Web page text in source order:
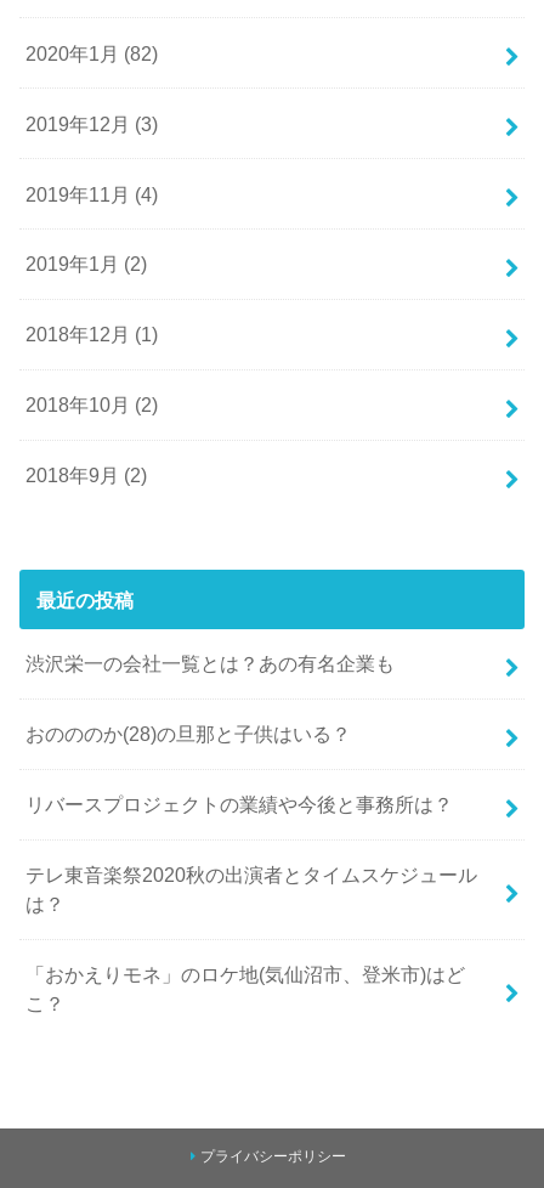
2020年1月 (82)
2019年12月 (3)
2019年11月 (4)
2019年1月 (2)
2018年12月 (1)
2018年10月 (2)
2018年9月 (2)
最近の投稿
渋沢栄一の会社一覧とは？あの有名企業も
おのののか(28)の旦那と子供はいる？
リバースプロジェクトの業績や今後と事務所は？
テレ東音楽祭2020秋の出演者とタイムスケジュール
は？
「おかえりモネ」のロケ地(気仙沼市、登米市)はど
こ？
プライバシーポリシー